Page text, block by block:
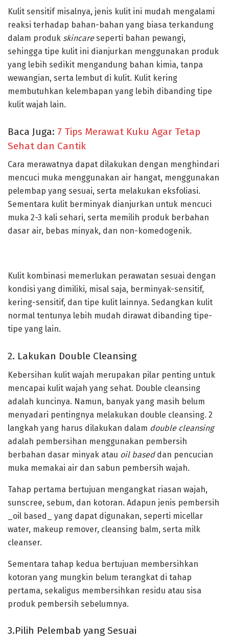
Kulit sensitif misalnya, jenis kulit ini mudah mengalami
reaksi terhadap bahan-bahan yang biasa terkandung
dalam produk skincareseperti bahan pewangi,
sehingga tipe kulit ini dianjurkan menggunakan produk
yang lebih sedikit mengandung bahan kimia, tanpa
wewangian, serta lembut di kulit. Kulit kering
membutuhkan kelembapan yang lebih dibanding tipe
kulit wajah lain.
Baca Juga: 7 Tips Merawat Kuku Agar Tetap
Sehat dan Cantik
Cara merawatnya dapat dilakukan dengan menghindari
mencuci muka menggunakan air hangat, menggunakan
pelembap yang sesuai, serta melakukan eksfoliasi.
Sementara kulit berminyak dianjurkan untuk mencuci
muka 2-3 kali sehari, serta memilih produk berbahan
dasar air, bebas minyak, dan non-komedogenik.
Kulit kombinasi memerlukan perawatan sesuai dengan
kondisi yang dimiliki, misal saja, berminyak-sensitif,
kering-sensitif, dan tipe kulit lainnya. Sedangkan kulit
normal tentunya lebih mudah dirawat dibanding tipe-
tipe yang lain.
2. Lakukan Double Cleansing
Kebersihan kulit wajah merupakan pilar penting untuk
mencapai kulit wajah yang sehat. Double cleansing
adalah kuncinya. Namun, banyak yang masih belum
menyadari pentingnya melakukan double cleansing. 2
langkah yang harus dilakukan dalam double cleansing
adalah pembersihan menggunakan pembersih
berbahan dasar minyak atau oil baseddan pencucian
muka memakai air dan sabun pembersih wajah.
Tahap pertama bertujuan mengangkat riasan wajah,
sunscree, sebum, dan kotoran. Adapun jenis pembersih
_oil based_ yang dapat digunakan, seperti micellar
water, makeup remover, cleansing balm, serta milk
cleanser.
Sementara tahap kedua bertujuan membersihkan
kotoran yang mungkin belum terangkat di tahap
pertama, sekaligus membersihkan residu atau sisa
produk pembersih sebelumnya.
3.Pilih Pelembab yang Sesuai